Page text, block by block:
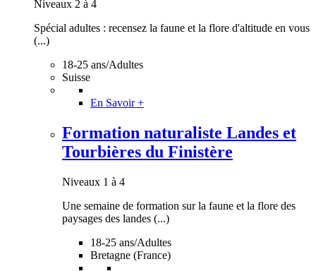
Niveaux 2 à 4
Spécial adultes : recensez la faune et la flore d'altitude en vous
(...)
18-25 ans/Adultes
Suisse
En Savoir +
Formation naturaliste Landes et
Tourbières du Finistère
Niveaux 1 à 4
Une semaine de formation sur la faune et la flore des
paysages des landes (...)
18-25 ans/Adultes
Bretagne (France)